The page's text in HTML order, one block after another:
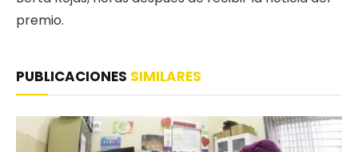
premio.
PUBLICACIONES SIMILARES